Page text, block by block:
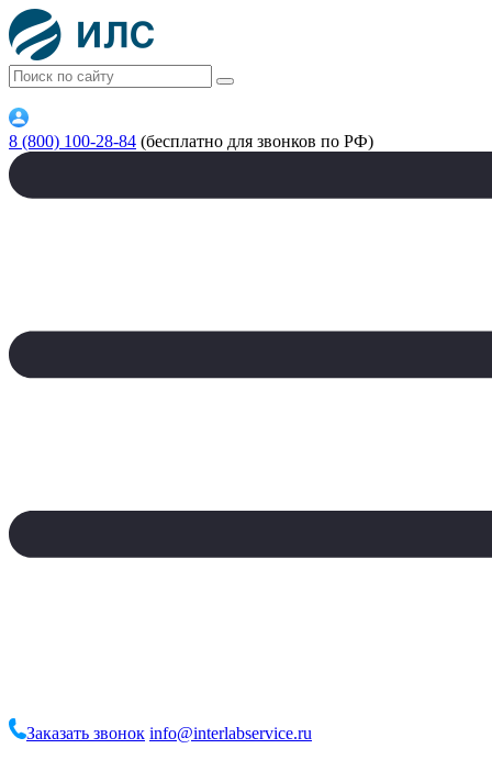
8 (800) 100-28-84 (бесплатно для звонков по РФ)
Заказать звонок info@interlabservice.ru